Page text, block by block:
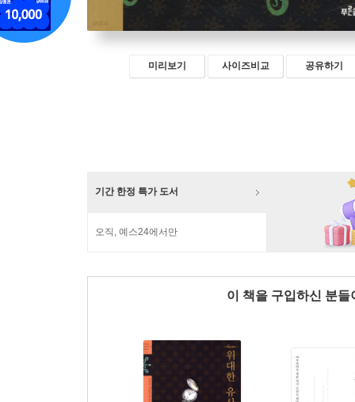
미리보기 사이즈비교 공유하기
기간 한정 특가 도서
오직, 예스24에서만
이 책을 구입하신 분